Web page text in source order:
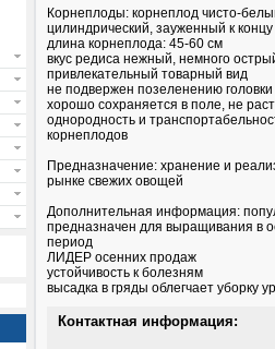
Корнеплоды: корнеплод чисто-
цилиндрический, зауженный к концу
длина корнеплода: 45-60 см
вкус редиса нежный, немного
привлекательный товарный вид
не подвержен позеленению
хорошо сохраняется в поле, не
однородность и
корнеплодов
Предназначение: хранение и
рынке свежих овощей
Дополнительная информация:
предназначен для выращивания в
период
ЛИДЕР осенних продаж
устойчивость к болезням
высадка в гряды облегчает уборку
Контактная информация: